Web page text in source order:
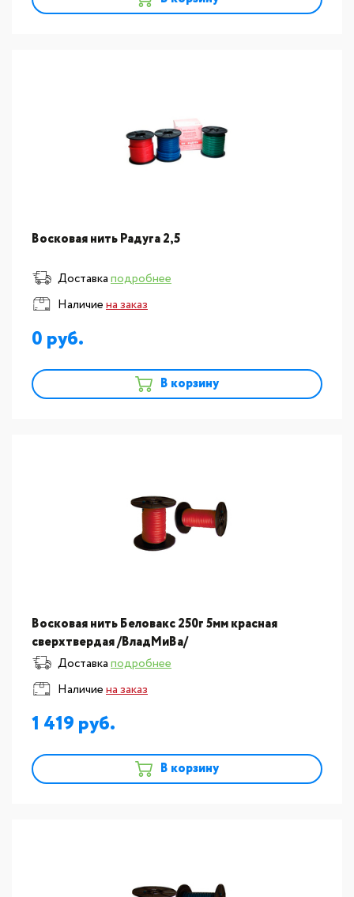
Восковая нить Радуга 2,5
Доставкаподробнее
Наличиена заказ
0
В корзину
Восковая нить Беловакс 250г 5мм красная
сверхтвердая /ВладМиВа/
Доставкаподробнее
Наличиена заказ
1 419
В корзину